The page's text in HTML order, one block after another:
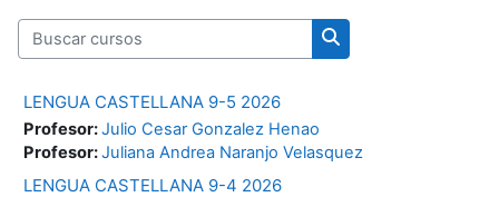
Buscar cursos
Buscar cursos
LENGUA CASTELLANA 9-5 2026
Profesor:Julio Cesar Gonzalez Henao
Profesor:Juliana Andrea Naranjo Velasquez
LENGUA CASTELLANA 9-4 2026